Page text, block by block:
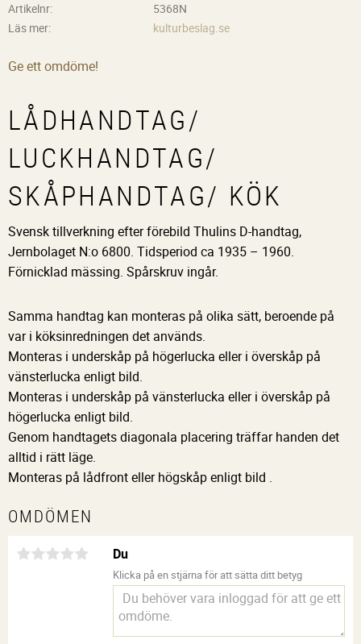
Artikelnr
5368N
Läs mer
kulturbeslag.se
Ge ett omdöme!
LÅDHANDTAG/
LUCKHANDTAG/
SKÅPHANDTAG/ KÖK
Svensk tillverkning efter förebild Thulins D-handtag,
Jernbolaget N:o 6800. Tidsperiod ca 1935 – 1960.
Förnicklad mässing. Spårskruv ingår.
Samma handtag kan monteras på olika sätt, beroende på
var i köksinredningen det används.
Monteras i underskåp på högerlucka eller i överskåp på
vänsterlucka enligt bild.
Monteras i underskåp på vänsterlucka eller i överskåp på
högerlucka enligt bild.
Genom handtagets diagonala placering träffar handen det
alltid i rätt läge.
Monteras på lådfront eller högskåp enligt bild .
OMDÖMEN
Du
Klicka på en stjärna för att sätta ditt betyg